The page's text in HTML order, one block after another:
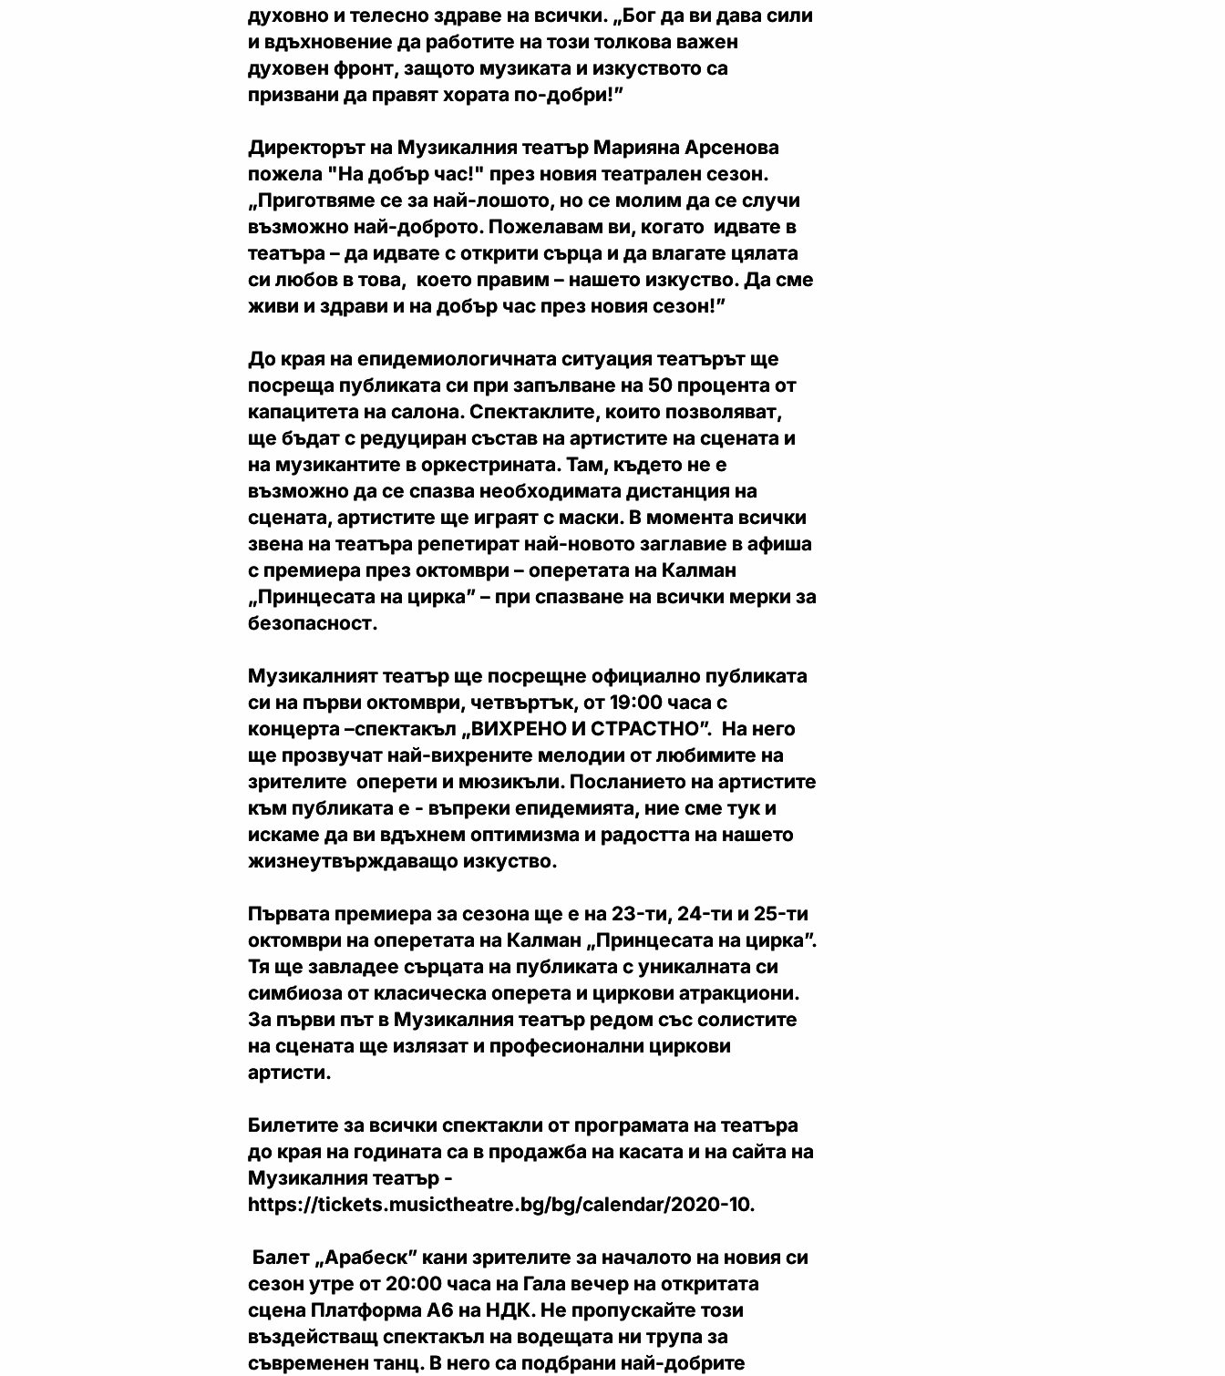
духовно и телесно здраве на всички. „Бог да ви дава сили
и вдъхновение да работите на този толкова важен
духовен фронт, защото музиката и изкуството са
призвани да правят хората по-добри!”
Директорът на Музикалния театър Марияна Арсенова
пожела "На добър час!" през новия театрален сезон.
„Приготвяме се за най-лошото, но се молим да се случи
възможно най-доброто. Пожелавам ви, когато идвате в
театъра – да идвате с открити сърца и да влагате цялата
си любов в това, което правим – нашето изкуство. Да сме
живи и здрави и на добър час през новия сезон!”
До края на епидемиологичната ситуация театърът ще
посреща публиката си при запълване на 50 процента от
капацитета на салона. Спектаклите, които позволяват,
ще бъдат с редуциран състав на артистите на сцената и
на музикантите в оркестрината. Там, където не е
възможно да се спазва необходимата дистанция на
сцената, артистите ще играят с маски. В момента всички
звена на театъра репетират най-новото заглавие в афиша
с премиера през октомври – оперетата на Калман
„Принцесата на цирка” – при спазване на всички мерки за
безопасност.
Музикалният театър ще посрещне официално публиката
си на първи октомври, четвъртък, от 19:00 часа с
концерта –спектакъл „ВИХРЕНО И СТРАСТНО”. На него
ще прозвучат най-вихрените мелодии от любимите на
зрителите оперети и мюзикъли. Посланието на артистите
към публиката е - въпреки епидемията, ние сме тук и
искаме да ви вдъхнем оптимизма и радостта на нашето
жизнеутвърждаващо изкуство.
Първата премиера за сезона ще е на 23-ти, 24-ти и 25-ти
октомври на оперетата на Калман „Принцесата на цирка”.
Тя ще завладее сърцата на публиката с уникалната си
симбиоза от класическа оперета и циркови атракциони.
За първи път в Музикалния театър редом със солистите
на сцената ще излязат и професионални циркови
артисти.
Билетите за всички спектакли от програмата на театъра
до края на годината са в продажба на касата и на сайта на
Музикалния театър -
https://tickets.musictheatre.bg/bg/calendar/2020-10.
Балет „Арабеск” кани зрителите за началото на новия си
сезон утре от 20:00 часа на Гала вечер на откритата
сцена Платформа А6 на НДК. Не пропускайте този
въздействащ спектакъл на водещата ни трупа за
съвременен танц. В него са подбрани най-добрите